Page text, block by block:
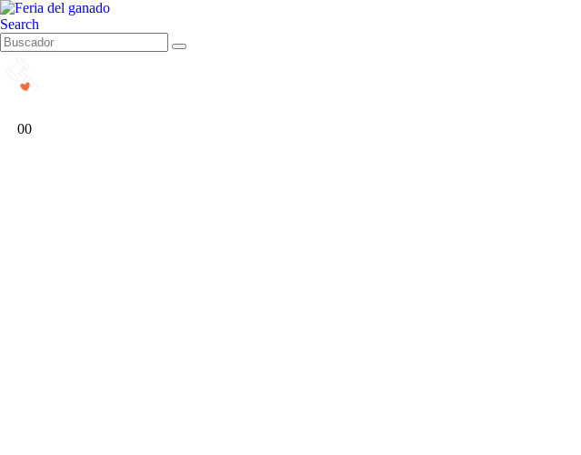
Search
00